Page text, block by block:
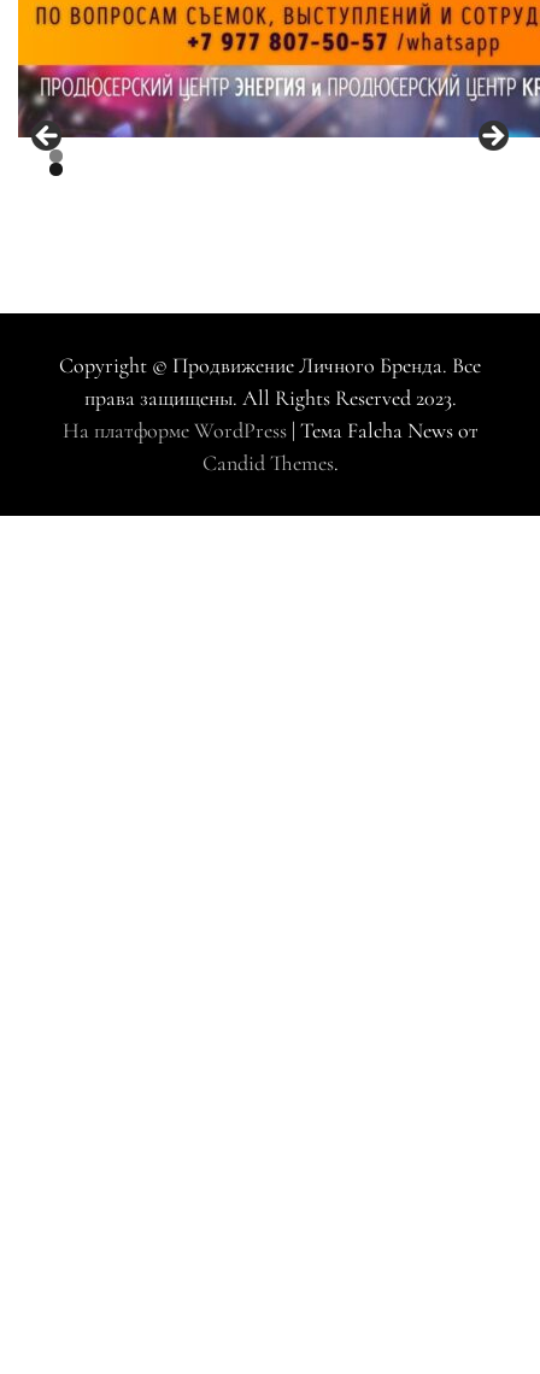
Copyright © Продвижение Личного Бренда. Все
права защищены. All Rights Reserved 2023.
На платформе WordPress | Тема Falcha News от
Candid Themes.